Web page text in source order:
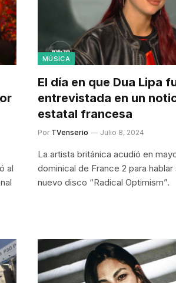
al
MÚSICA
El día en que Dua Lipa
entrevistada en un
estatal francesa
Por TVenserio Julio 8, 2024
La artista británica acudió en
dominical de France 2 para
nuevo disco “Radical Optimism”.